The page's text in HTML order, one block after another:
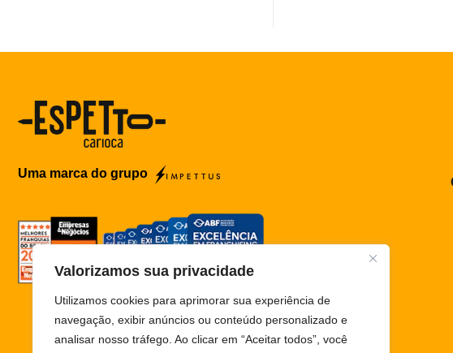
Valorizamos sua privacidade
Utilizamos cookies para aprimorar sua experiência de
navegação, exibir anúncios ou conteúdo personalizado e
analisar nosso tráfego. Ao clicar em “Aceitar todos”, você
na
Uma marca do grupo